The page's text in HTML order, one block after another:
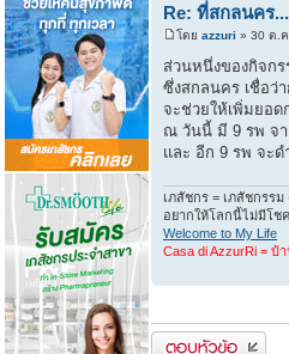
Re: ที่สกลนคร
โดย azzuri » 30 ต.
ส่วนหนึ่งของกิจก
ซึ่งสกลนคร เชื่อว่
จะช่วยให้เพิ่มยอ
ณ วันนี้ มี 9 รพ จ
และ อีก 9 รพ จะด
เภสัชกร = เภสัชกรรม
อยากให้โลกนี้ไม่มีโช
Welcome to My Life
Casa di AzzurRi = บ้
ตอบกระทู้